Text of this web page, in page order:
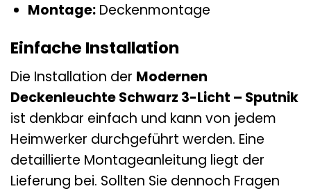
Montage:Deckenmontage
Einfache Installation
Die Installation der Modernen
Deckenleuchte Schwarz 3-Licht – Sputnik
ist denkbar einfach und kann von jedem
Heimwerker durchgeführt werden. Eine
detaillierte Montageanleitung liegt der
Lieferung bei. Sollten Sie dennoch Fragen